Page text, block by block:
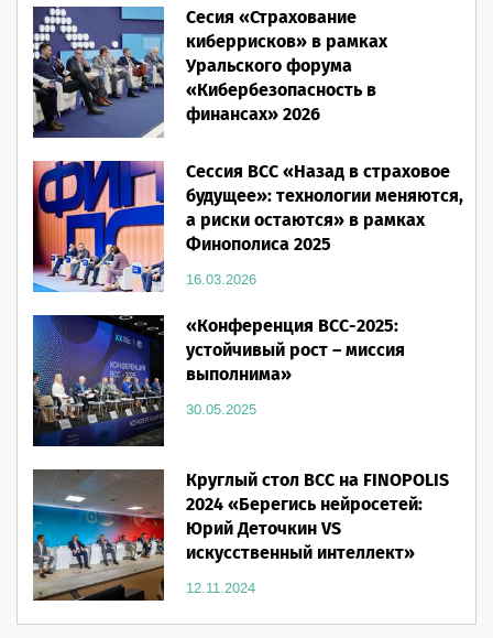
28.05.2026
Сесия «Страхование
киберрисков» в рамках
Уральского форума
«Кибербезопасность в
финансах» 2026
Сессия ВСС «Назад в страховое
будущее»: технологии меняются,
а риски остаются» в рамках
Финополиса 2025
16.03.2026
«Конференция ВСС-2025:
устойчивый рост – миссия
выполнима»
30.05.2025
Круглый стол ВСС на FINOPOLIS
2024 «Берегись нейросетей:
Юрий Деточкин VS
искусственный интеллект»
12.11.2024